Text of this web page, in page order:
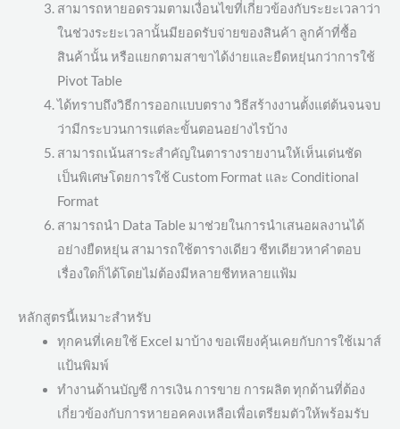
สามารถหายอดรวมตามเงื่อนไขที่เกี่ยวข้องกับระยะเวลาว่า
ในช่วงระยะเวลานั้นมียอดรับจ่ายของสินค้า ลูกค้าที่ซื้อ
สินค้านั้น หรือแยกตามสาขาได้ง่ายและยืดหยุ่นกว่าการใช้
Pivot Table
ได้ทราบถึงวิธีการออกแบบตราง วิธีสร้างงานตั้งแต่ต้นจนจบ
ว่ามีกระบวนการแต่ละขั้นตอนอย่างไรบ้าง
สามารถเน้นสาระสำคัญในตารางรายงานให้เห็นเด่นชัด
เป็นพิเศษโดยการใช้ Custom Format และ Conditional
Format
สามารถนำ Data Table มาช่วยในการนำเสนอผลงานได้
อย่างยืดหยุ่น สามารถใช้ตารางเดียว ชีทเดียวหาคำตอบ
เรื่องใดก็ได้โดยไม่ต้องมีหลายชีทหลายแฟ้ม
หลักสูตรนี้เหมาะสำหรับ
ทุกคนที่เคยใช้ Excel มาบ้าง ขอเพียงคุ้นเคยกับการใช้เมาส์
แป้นพิมพ์
ทำงานด้านบัญชี การเงิน การขาย การผลิต ทุกด้านที่ต้อง
เกี่ยวข้องกับการหายอคคงเหลือเพื่อเตรียมตัวให้พร้อมรับ